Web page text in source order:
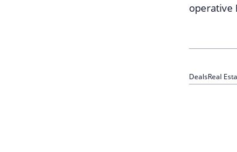
operative
DealsReal